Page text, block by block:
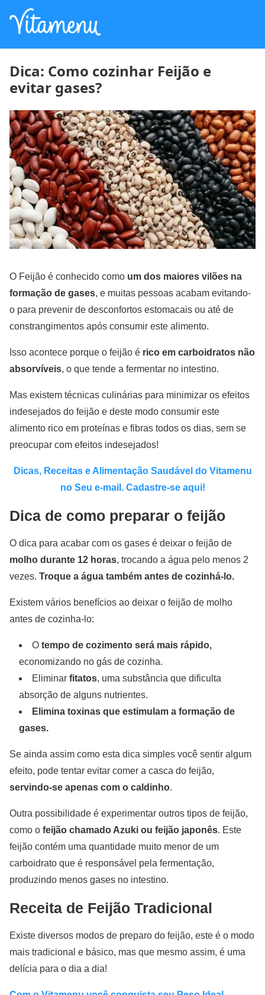
Dica: Como cozinhar Feijão e
evitar gases?
O Feijão é conhecido como um dos maiores vilões na
formação de gases, e muitas pessoas acabam evitando-
o para prevenir de desconfortos estomacais ou até de
constrangimentos após consumir este alimento.
Isso acontece porque o feijão é rico em carboidratos não
absorvíveis, o que tende a fermentar no intestino.
Mas existem técnicas culinárias para minimizar os efeitos
indesejados do feijão e deste modo consumir este
alimento rico em proteínas e fibras todos os dias, sem se
preocupar com efeitos indesejados!
Dicas, Receitas e Alimentação Saudável do Vitamenu
no Seu e-mail. Cadastre-se aqui!
Dica de como preparar o feijão
O dica para acabar com os gases é deixar o feijão de
molho durante 12 horas, trocando a água pelo menos 2
vezes. Troque a água também antes de cozinhá-lo.
Existem vários benefícios ao deixar o feijão de molho
antes de cozinha-lo:
O tempo de cozimento será mais rápido,
economizando no gás de cozinha.
Eliminar fitatos, uma substância que dificulta
absorção de alguns nutrientes.
Elimina toxinas que estimulam a formação de
gases.
Se ainda assim como esta dica simples você sentir algum
efeito, pode tentar evitar comer a casca do feijão,
servindo-se apenas com o caldinho.
Outra possibilidade é experimentar outros tipos de feijão,
como o feijão chamado Azuki ou feijão japonês. Este
feijão contém uma quantidade muito menor de um
carboidrato que é responsável pela fermentação,
produzindo menos gases no intestino.
Receita de Feijão Tradicional
Existe diversos modos de preparo do feijão, este é o modo
mais tradicional e básico, mas que mesmo assim, é uma
delícia para o dia a dia!